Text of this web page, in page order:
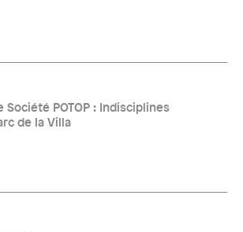
Société POTOP : Indisciplines
de la Villa